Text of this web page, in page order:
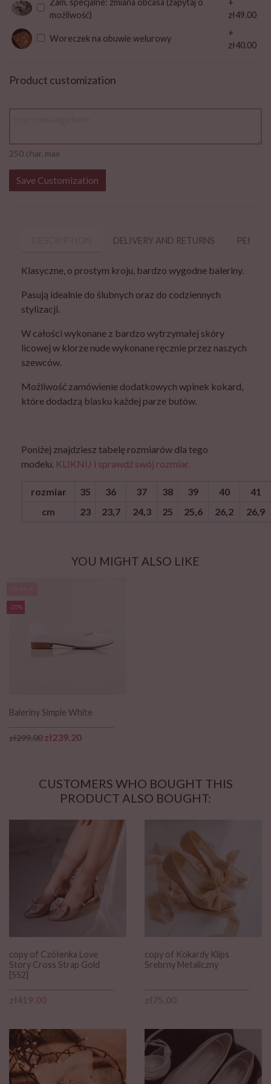
możliwość)
zł49.00
Woreczek na obuwie welurowy
+
zł40.00
Product customization
250 char. max
Save Customization
DELIVERY AND RETURNS
Klasyczne, o prostym kroju, bardzo wygodne baleriny.
Pasują idealnie do ślubnych oraz do codziennych
stylizacji.
W całości wykonane z bardzo wytrzymałej skóry
licowej w klorze nude wykonane ręcznie przez naszych
szewców.
Możliwość zamówienie dodatkowych wpinek kokard,
które dodadzą blasku każdej parze butów.
Poniżej znajdziesz tabelę rozmiarów dla tego
modelu. KLIKNIJ i sprawdź swój rozmiar.
rozmiar 35 36 37 38 39 40
41
cm
23 23,7 24,3 25 25,6 26,2 26,9
YOU MIGHT ALSO LIKE
Baleriny Simple White
Regular price
zł299.00 Price
zł239.20
-20%
CUSTOMERS WHO BOUGHT THIS
PRODUCT ALSO BOUGHT:
copy of Czółenka Love
Story Cross Strap Gold
[552]
copy of Kokardy Klips
Srebrny Metaliczny